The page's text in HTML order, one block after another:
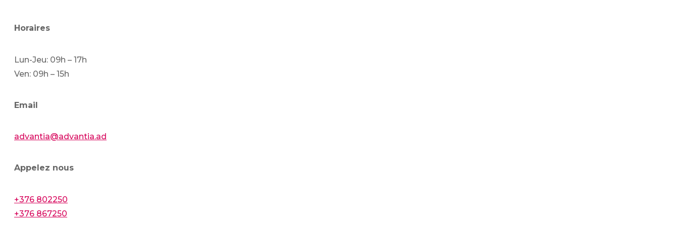
Horaires
Lun-Jeu: 09h – 17h
Ven: 09h – 15h
Email
advantia@advantia.ad
Appelez nous
+376 802250
+376 867250